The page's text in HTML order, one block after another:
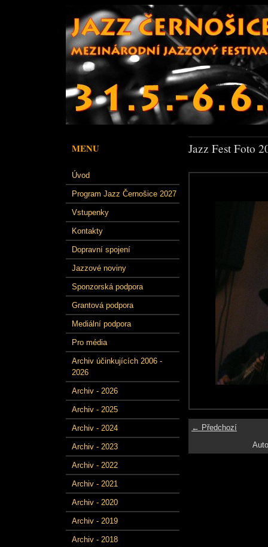
MENU
Úvod
Program Jazz Černošice 2027
Vstupenky
Kontakty
Dopravní spojení
Jazzové noviny
Sponzorská podpora
Grantová podpora
Mediální podpora
Pro média
Archiv účinkujících 2006 -
2026
Archiv - 2026
Archiv - 2025
Archiv - 2024
Archiv - 2023
Archiv - 2022
Archiv - 2021
Archiv - 2020
Archiv - 2019
Archiv - 2018
Jazz Fest Foto
← Předchozí